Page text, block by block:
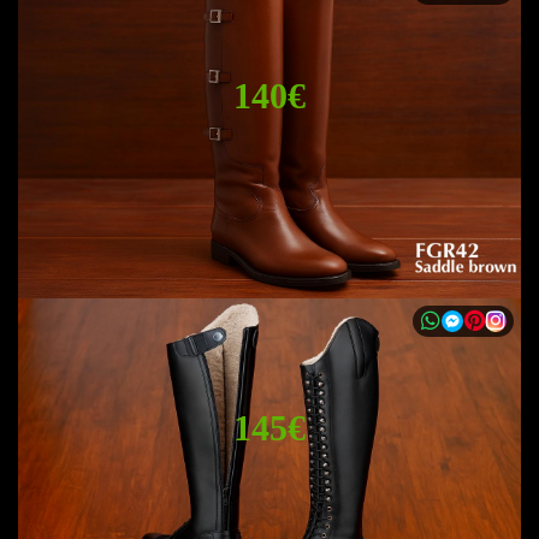
140€
145€